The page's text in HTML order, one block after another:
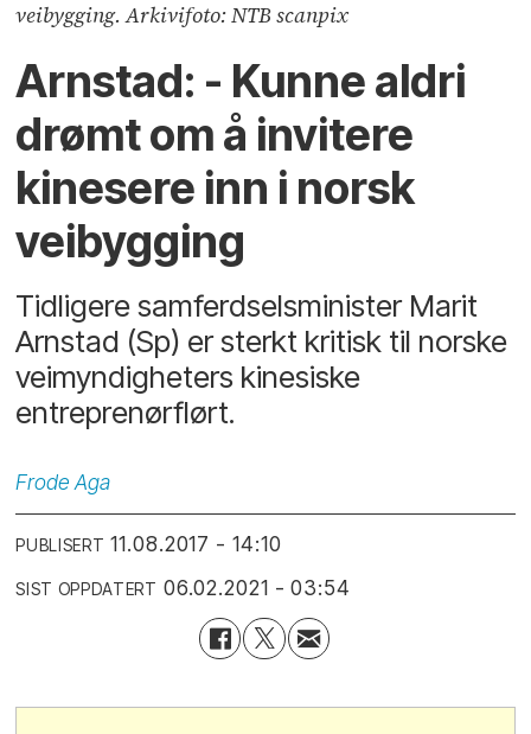
veibygging. Arkivifoto: NTB scanpix
Arnstad: - Kunne aldri
drømt om å invitere
kinesere inn i norsk
veibygging
Tidligere samferdselsminister Marit
Arnstad (Sp) er sterkt kritisk til norske
veimyndigheters kinesiske
entreprenørflørt.
Frode Aga
PUBLISERT 11.08.2017 - 14:10
SIST OPPDATERT 06.02.2021 - 03:54